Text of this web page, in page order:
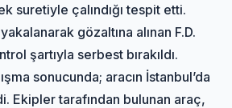
suretiyle çalındığı tespit etti.
gözaltına alınan F.D.
şartıyla serbest bırakıldı.
sonucunda; aracın İstanbul’da
Ekipler tarafından bulunan araç,